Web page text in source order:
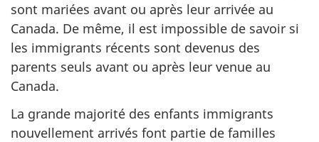
sont mariées avant ou après leur arrivée au
Canada. De même, il est impossible de savoir si
les immigrants récents sont devenus des
parents seuls avant ou après leur venue au
Canada.
La grande majorité des enfants immigrants
nouvellement arrivés font partie de familles